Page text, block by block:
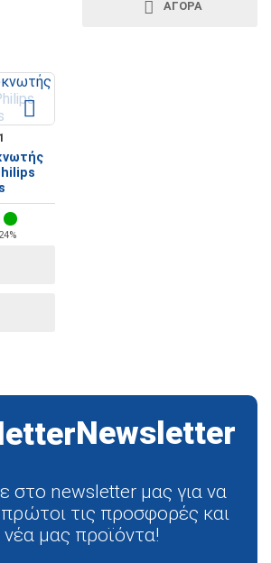
ΑΓΟΡΆ
Newsletter
στο newsletter μας για να
τις προσφορές και
νέα μας προϊόντα!